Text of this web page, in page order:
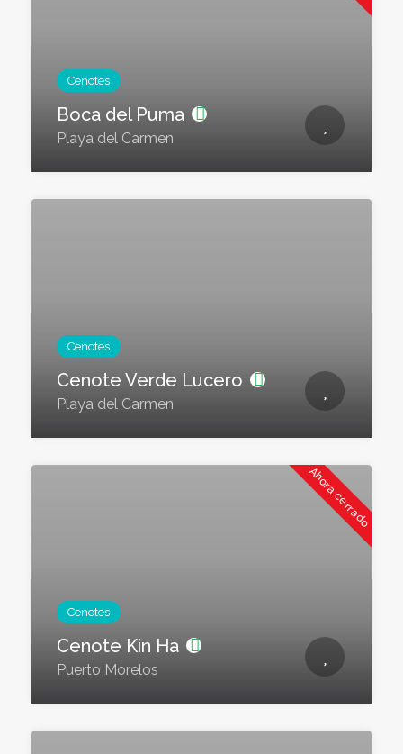
Cenotes
Boca del Puma
Playa del Carmen
Cenotes
Cenote Verde Lucero
Playa del Carmen
Ahora cerrado
Cenotes
Cenote Kin Ha
Puerto Morelos